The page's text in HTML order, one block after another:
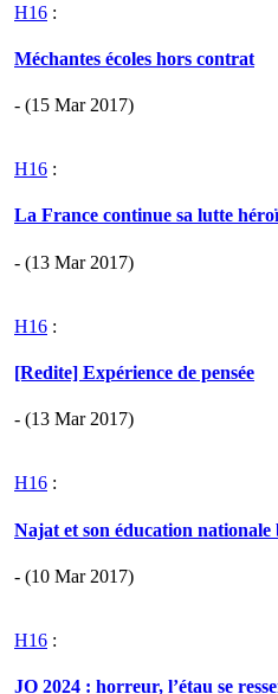
H16 :
Méchantes écoles hors contrat
- (15 Mar 2017)
H16 :
La France continue sa lutte
- (13 Mar 2017)
H16 :
[Redite] Expérience de pensée
- (13 Mar 2017)
H16 :
Najat et son éducation nationale
- (10 Mar 2017)
H16 :
JO 2024 : horreur, l’étau se